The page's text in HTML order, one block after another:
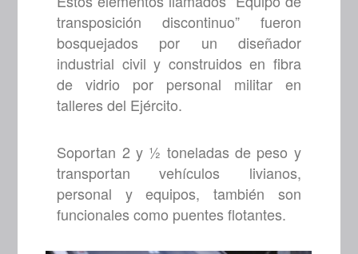
transposición discontinuo” fueron
bosquejados por un diseñador
industrial civil y construidos en fibra
de vidrio por personal militar en
talleres del Ejército.
Soportan 2 y ½ toneladas de peso y
transportan vehículos livianos,
personal y equipos, también son
funcionales como puentes flotantes.